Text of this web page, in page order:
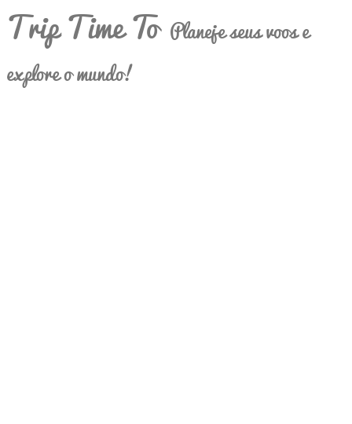
Trip Time To Planeje seus voos e
explore o mundo!